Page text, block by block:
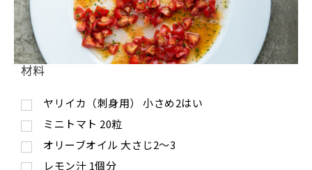
材料
ヤリイカ（刺身用） 小さめ2はい
ミニトマト 20粒
オリーブオイル 大さじ2〜3
レモン汁 1個分